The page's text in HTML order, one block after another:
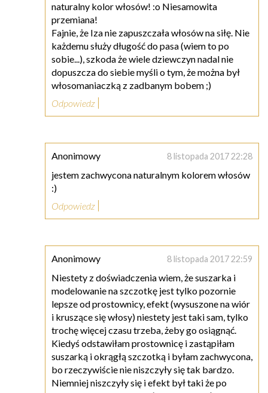
naturalny kolor włosów! :o Niesamowita
przemiana!
Fajnie, że Iza nie zapuszczała włosów na siłę. Nie
każdemu służy długość do pasa (wiem to po
sobie...), szkoda że wiele dziewczyn nadal nie
dopuszcza do siebie myśli o tym, że można był
włosomaniaczką z zadbanym bobem ;)
Odpowiedz
Anonimowy 8 listopada 2017 22:28
jestem zachwycona naturalnym kolorem włosów
:)
Odpowiedz
Anonimowy 8 listopada 2017 22:59
Niestety z doświadczenia wiem, że suszarka i
modelowanie na szczotkę jest tylko pozornie
lepsze od prostownicy, efekt (wysuszone na wiór
i kruszące się włosy) niestety jest taki sam, tylko
trochę więcej czasu trzeba, żeby go osiągnąć.
Kiedyś odstawiłam prostownicę i zastąpiłam
suszarką i okrągłą szczotką i byłam zachwycona,
bo rzeczywiście nie niszczyły się tak bardzo.
Niemniej niszczyły się i efekt był taki że po